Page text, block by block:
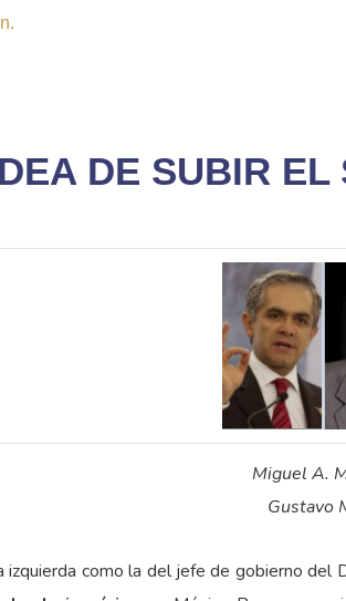
DE SUBIR
Miguel A.
Gustavo
izquierda como la del jefe de gobierno